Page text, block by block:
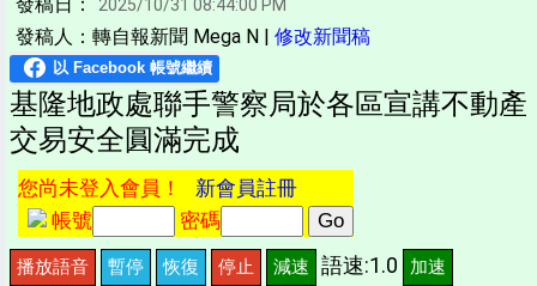
2025/10/31 08:44:00 PM
發稿人：轉自報新聞 Mega N | 修改新聞稿
基隆地政處聯手警察局於各區宣講不動產
交易安全圓滿完成
您尚未登入會員！ 新會員註冊
帳號
密碼
播放語音 暫停 恢復 停止 減速 語速:1.0 加速